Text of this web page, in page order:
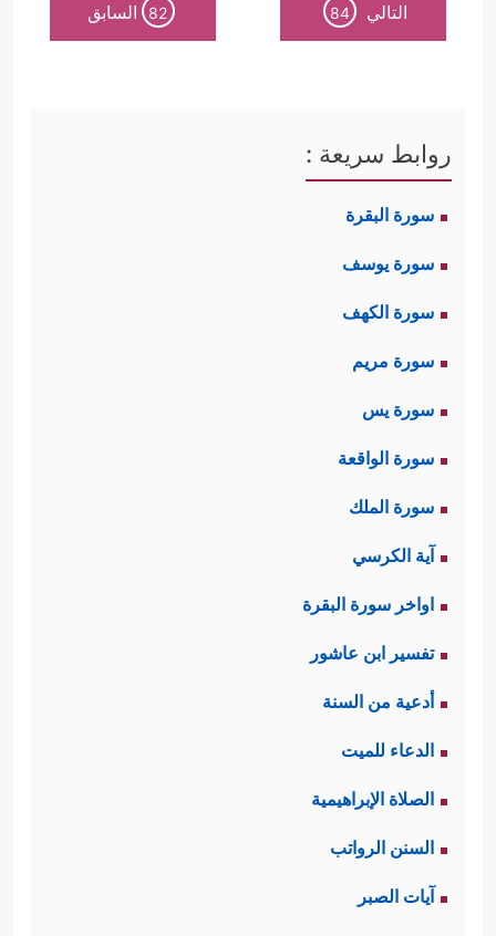
التالي 84
82 السابق
روابط سريعة :
سورة البقرة
سورة يوسف
سورة الكهف
سورة مريم
سورة يس
سورة الواقعة
سورة الملك
آية الكرسي
اواخر سورة البقرة
تفسير ابن عاشور
أدعية من السنة
الدعاء للميت
الصلاة الإبراهيمية
السنن الرواتب
آيات الصبر